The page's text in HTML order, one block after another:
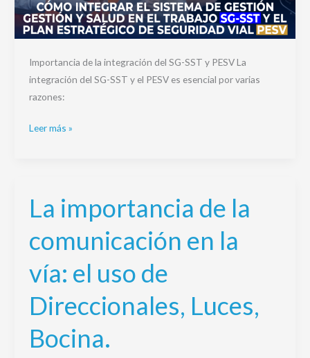
Importancia de la integración del SG-SST y PESV La
integración del SG-SST y el PESV es esencial por varias
razones:
(PESV)
Leer más »
La importancia de la
comunicación en la
vía: el uso de
Direccionales, Luces,
Bocina.
La
importancia
de
la
comunicación
en
el